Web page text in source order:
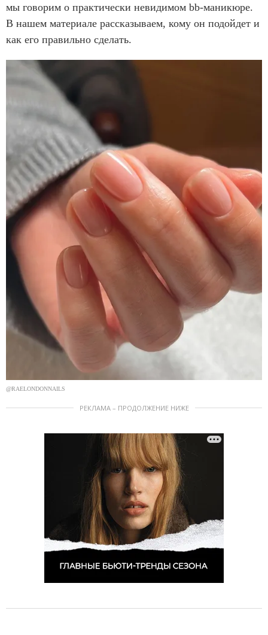
мы говорим о практически невидимом bb-маникюре.
В нашем материале рассказываем, кому он подойдет и
как его правильно сделать.
@RAELONDONNAILS
РЕКЛАМА – ПРОДОЛЖЕНИЕ НИЖЕ